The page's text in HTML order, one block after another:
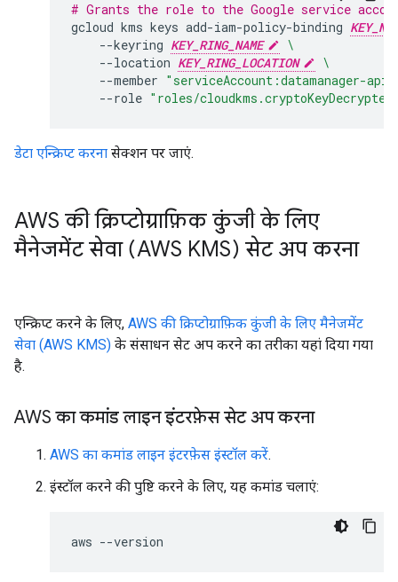
# Grants the role to the Google service
gcloud kms keys add-iam-policy-binding
--keyring KEY_RING_NAME
\
--location KEY_RING_LOCATION
\
--member "serviceAccount:datamanager-
--role "roles/
डेटा एन्क्रिप्ट करना सेक्शन पर जाएं.
AWS की क्रिप्टोग्राफ़िक कुंजी के लिए
मैनेजमेंट सेवा (AWS KMS) सेट अप करना
एन्क्रिप्ट करने के लिए, AWS की क्रिप्टोग्राफ़िक कुंजी के लिए मैनेजमेंट
सेवा (AWS KMS) के संसाधन सेट अप करने का तरीका यहां दिया गया
है.
AWS का कमांड लाइन इंटरफ़ेस सेट अप करना
AWS का कमांड लाइन इंटरफ़ेस इंस्टॉल करें.
इंस्टॉल करने की पुष्टि करने के लिए, यह कमांड चलाएं:
aws